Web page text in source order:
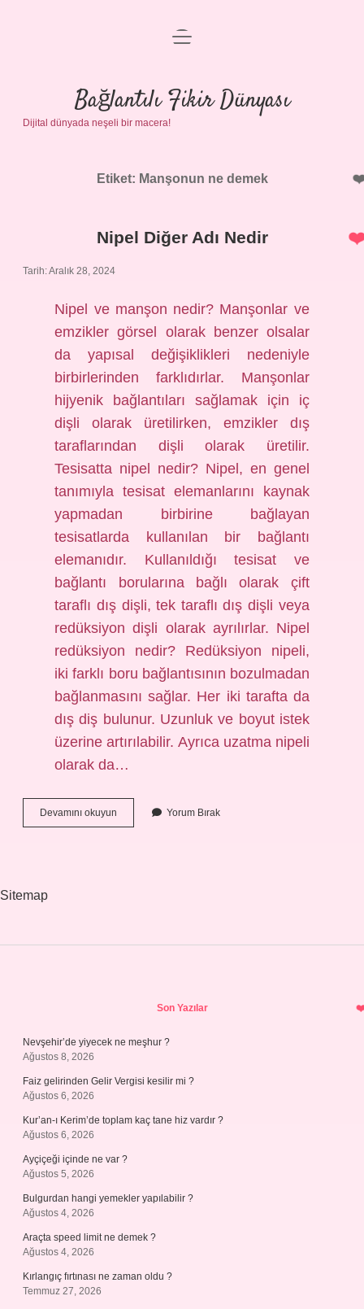
Anasayfa
Gizlilik Politikası
Yasal Uyarı
menüyü
Bağlantılı Fikir Dünyası
Dijital dünyada neşeli bir macera!
Etiket: Manşonun ne demek
Nipel Diğer Adı Nedir
Tarih: Aralık 28, 2024
Nipel ve manşon nedir? Manşonlar ve
emzikler görsel olarak benzer olsalar
da yapısal değişiklikleri nedeniyle
birbirlerinden farklıdırlar. Manşonlar
hijyenik bağlantıları sağlamak için iç
dişli olarak üretilirken, emzikler dış
taraflarından dişli olarak üretilir.
Tesisatta nipel nedir? Nipel, en genel
tanımıyla tesisat elemanlarını kaynak
yapmadan birbirine bağlayan
tesisatlarda kullanılan bir bağlantı
elemanıdır. Kullanıldığı tesisat ve
bağlantı borularına bağlı olarak çift
taraflı dış dişli, tek taraflı dış dişli veya
redüksiyon dişli olarak ayrılırlar. Nipel
redüksiyon nedir? Redüksiyon nipeli,
iki farklı boru bağlantısının bozulmadan
bağlanmasını sağlar. Her iki tarafta da
dış diş bulunur. Uzunluk ve boyut istek
üzerine artırılabilir. Ayrıca uzatma nipeli
olarak da…
Devamını okuyun
Diğer
Yorum Bırak
Sitemap
Son Yazılar
Nevşehir’de yiyecek ne meşhur ?
Ağustos 8, 2026
Faiz gelirinden Gelir Vergisi kesilir mi ?
Ağustos 6, 2026
Kur’an-ı Kerim’de toplam kaç tane hiz vardır ?
Ağustos 6, 2026
Ayçiçeği içinde ne var ?
Ağustos 5, 2026
Bulgurdan hangi yemekler yapılabilir ?
Ağustos 4, 2026
Araçta speed limit ne demek ?
Ağustos 4, 2026
Kırlangıç fırtınası ne zaman oldu ?
Temmuz 27, 2026